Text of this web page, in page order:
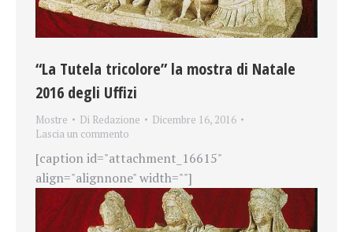
“La Tutela tricolore” la mostra di Natale
2016 degli Uffizi
Mostre Di Redazione
Dicembre 16, 2016
Lascia un commento
[caption id="attachment_16615"
align="alignnone" width=""]